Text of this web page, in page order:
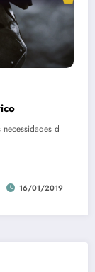
d
16/01/2019